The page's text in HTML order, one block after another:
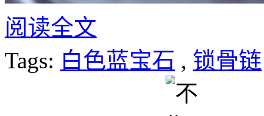
阅读全文
Tags: 白色蓝宝石 , 锁骨链